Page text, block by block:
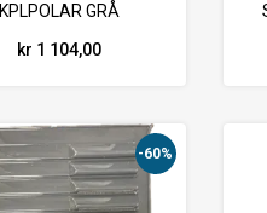
KPLPOLAR GRÅ
kr 1 104,00
-60%